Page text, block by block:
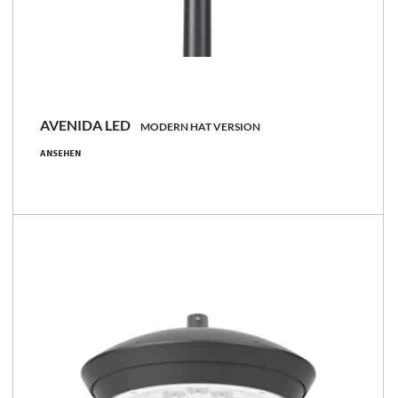
AVENIDA LED MODERN HAT VERSION
ANSEHEN
19 - 34 [W]
124 - 132 [lm/W]